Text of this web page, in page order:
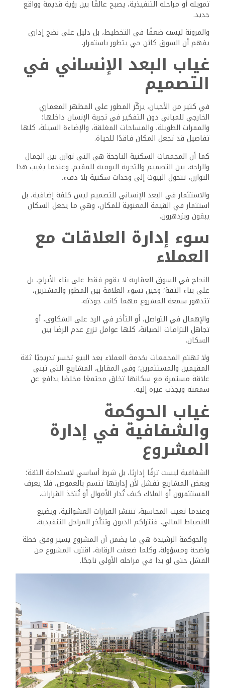
تمويله أو مراحله التنفيذية، يصبح عالقًا بين رؤية قديمة وواقع
جديد.
والمرونة ليست ضعفًا في التخطيط، بل دليل على نضج إداري
يفهم أن السوق كائن حي يتطور باستمرار.
غياب البعد الإنساني في
التصميم
في كثير من الأحيان، يركّز المطور على المظهر المعماري
الخارجي للمباني دون التفكير في تجربة الإنسان داخلها؛
والممرات الطويلة، والمساحات المغلقة، والإضاءة السيئة، كلها
تفاصيل قد تجعل المكان فاقدًا للحياة.
كما أن المجمعات السكنية الناجحة هي التي توازن بين الجمال
والراحة، بين التصميم والتجربة اليومية للمقيم. وعندما يغيب هذا
التوازن، تتحول البيوت إلى وحدات سكنية بلا دفء.
والاستثمار في البعد الإنساني للتصميم ليس كلفة إضافية، بل
استثمار في القيمة المعنوية للمكان، وهي ما يجعل السكان
يبقون ويزدهرون.
سوء إدارة العلاقات مع
العملاء
النجاح في السوق العقارية لا يقوم فقط على بناء الأبراج، بل
على بناء الثقة؛ وحين تسوء العلاقة بين المطور والمشترين،
تتدهور سمعة المشروع مهما كانت جودته.
والإهمال في التواصل، أو التأخر في الرد على الشكاوى، أو
تجاهل التزامات الصيانة، كلها عوامل تزرع عدم الرضا بين
السكان.
ولا تهتم المجمعات بخدمة العملاء بعد البيع تخسر تدريجيًا ثقة
المقيمين والمستثمرين؛ وفي المقابل، المشاريع التي تبني
علاقة مستمرة مع سكانها تخلق مجتمعًا مخلصًا يدافع عن
سمعته ويجذب غيره إليه.
غياب الحوكمة
والشفافية في إدارة
المشروع
الشفافية ليست ترفًا إداريًا، بل شرط أساسي لاستدامة الثقة؛
وبعض المشاريع تفشل لأن إدارتها تتسم بالغموض، فلا يعرف
المستثمرون أو الملاك كيف تُدار الأموال أو تُتخذ القرارات.
وعندما تغيب المحاسبة، تنتشر القرارات العشوائية، ويضيع
الانضباط المالي، فتتراكم الديون وتتأخر المراحل التنفيذية.
والحوكمة الرشيدة هي ما يضمن أن المشروع يسير وفق خطة
واضحة ومسؤولة. وكلما ضعفت الرقابة، اقترب المشروع من
الفشل حتى لو بدا في مراحله الأولى ناجحًا.